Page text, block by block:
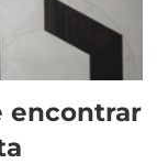
encontrar